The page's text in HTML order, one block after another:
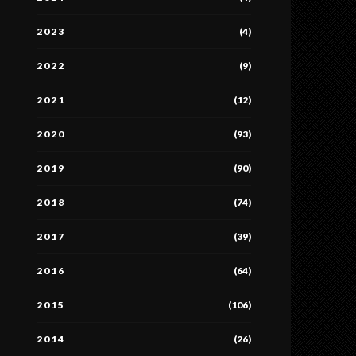
2023 (4)
2022 (9)
2021 (12)
2020 (93)
2019 (90)
2018 (74)
2017 (39)
2016 (64)
2015 (106)
2014 (26)